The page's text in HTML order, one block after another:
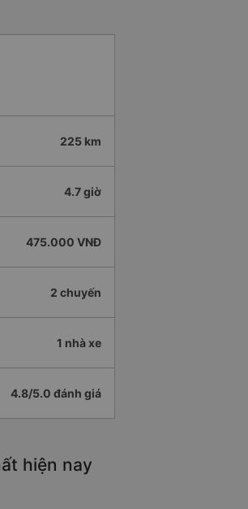
225 km
4.7 giờ
475.000 VNĐ
2 chuyến
1 nhà xe
4.8/5.0 đánh giá
hiện nay